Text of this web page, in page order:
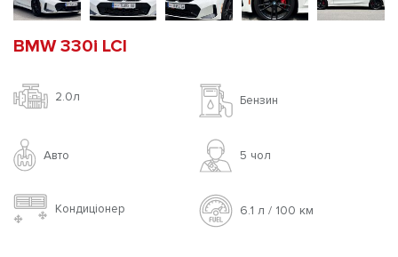
BMW 330i LCI
2.0л Бензин
Авто 5 чoл
Кондиціонер 6.1 л / 100 км